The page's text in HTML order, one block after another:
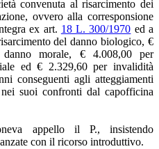
convenuta al risarcimento dei
ovvero alla corresponsione
ex art. 18 L. 300/1970 ed a
del danno biologico, €
morale, € 4.008,00 per
ed € 2.329,60 per invalidità
conseguenti agli atteggiamenti
suoi confronti dal capofficina
appello il P., insistendo
con il ricorso introduttivo.